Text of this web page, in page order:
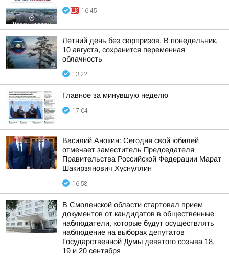
16:45
Летний день без сюрпризов. В понедельник,
10 августа, сохранится переменная
облачность
13:22
Главное за минувшую неделю
17:04
Василий Анохин: Сегодня свой юбилей
отмечает заместитель Председателя
Правительства Российской Федерации Марат
Шакирзянович Хуснуллин
16:58
В Смоленской области стартовал прием
документов от кандидатов в общественные
наблюдатели, которые будут осуществлять
наблюдение на выборах депутатов
Государственной Думы девятого созыва 18,
19 и 20 сентября